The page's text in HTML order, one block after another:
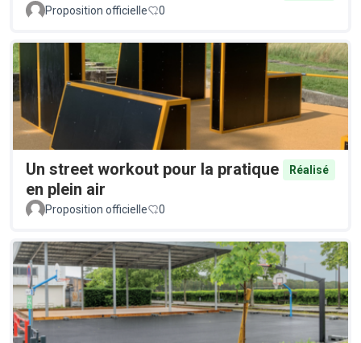
Proposition officielle
0
Un street workout pour la pratique
en plein air
Réalisé
Proposition officielle 0